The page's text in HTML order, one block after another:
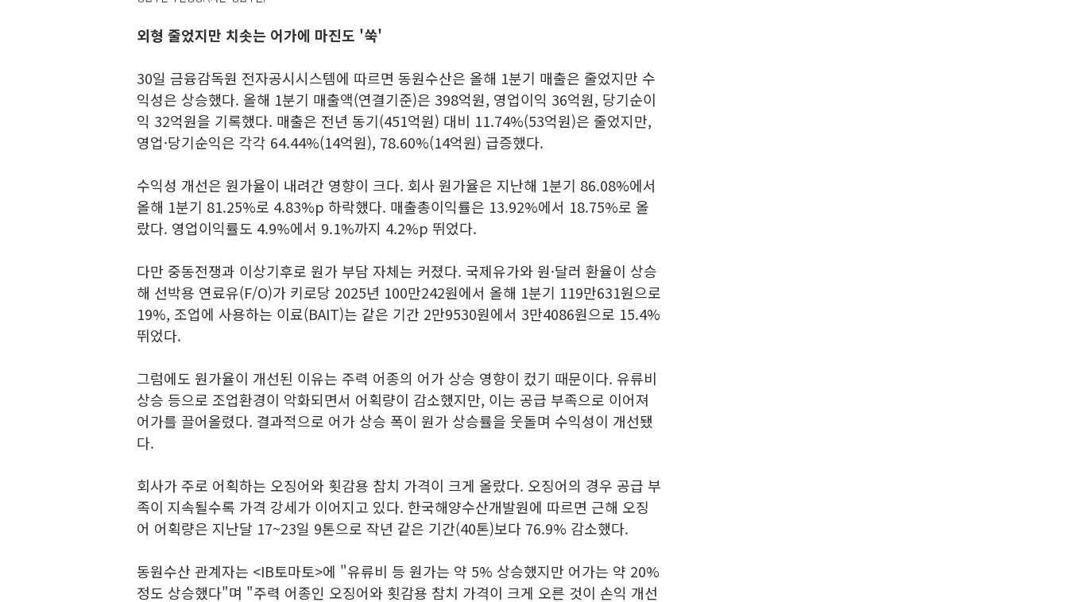
외형 줄었지만 치솟는 어가에 마진도 '쑥'
30일 금융감독원 전자공시시스템에 따르면 동원수산은 올해 1분기 매출은 줄었지만 수
익성은 상승했다. 올해 1분기 매출액(연결기준)은 398억원, 영업이익 36억원, 당기순이
익 32억원을 기록했다. 매출은 전년 동기(451억원) 대비 11.74%(53억원)은 줄었지만,
영업·당기순익은 각각 64.44%(14억원), 78.60%(14억원) 급증했다.
수익성 개선은 원가율이 내려간 영향이 크다. 회사 원가율은 지난해 1분기 86.08%에서
올해 1분기 81.25%로 4.83%p 하락했다. 매출총이익률은 13.92%에서 18.75%로 올
랐다. 영업이익률도 4.9%에서 9.1%까지 4.2%p 뛰었다.
다만 중동전쟁과 이상기후로 원가 부담 자체는 커졌다. 국제유가와 원·달러 환율이 상승
해 선박용 연료유(F/O)가 키로당 2025년 100만242원에서 올해 1분기 119만631원으로
19%, 조업에 사용하는 이료(BAIT)는 같은 기간 2만9530원에서 3만4086원으로 15.4%
뛰었다.
그럼에도 원가율이 개선된 이유는 주력 어종의 어가 상승 영향이 컸기 때문이다. 유류비
상승 등으로 조업환경이 악화되면서 어획량이 감소했지만, 이는 공급 부족으로 이어져
어가를 끌어올렸다. 결과적으로 어가 상승 폭이 원가 상승률을 웃돌며 수익성이 개선됐
다.
회사가 주로 어획하는 오징어와 횟감용 참치 가격이 크게 올랐다. 오징어의 경우 공급 부
족이 지속될수록 가격 강세가 이어지고 있다. 한국해양수산개발원에 따르면 근해 오징
어 어획량은 지난달 17~23일 9톤으로 작년 같은 기간(40톤)보다 76.9% 감소했다.
동원수산 관계자는 <IB토마토>에 "유류비 등 원가는 약 5% 상승했지만 어가는 약 20%
정도 상승했다"며 "주력 어종인 오징어와 횟감용 참치 가격이 크게 오른 것이 손익 개선